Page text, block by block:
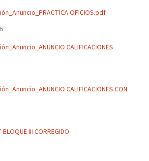
OFICIOS.pdf
CALIFICACIONES
CALIFICACIONES CON
III CORREGIDO